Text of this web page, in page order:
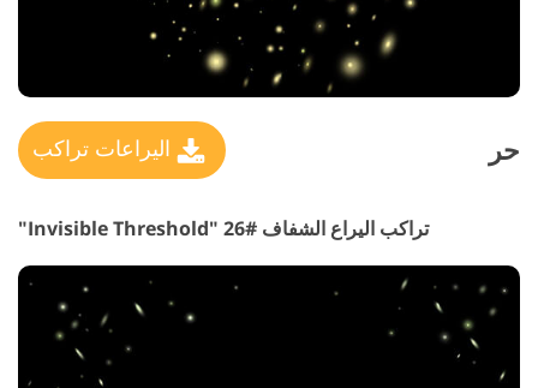
حر اليراعات تراكب
تراكب اليراع الشفاف #26 "Invisible Threshold"